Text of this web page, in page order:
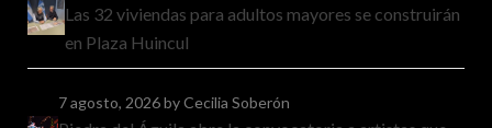
Las 32 viviendas para adultos mayores se construirán
en Plaza Huincul
7 agosto, 2026by Cecilia Soberón